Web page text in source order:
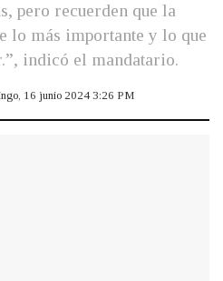
pero recuerden que la
lo más importante y lo que
indicó el mandatario.
16 junio 2024 3:26 PM